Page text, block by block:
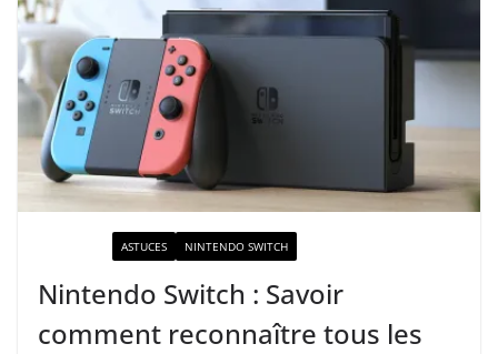
ASTUCES NINTENDO SWITCH
Nintendo Switch : Savoir
comment reconnaître tous les